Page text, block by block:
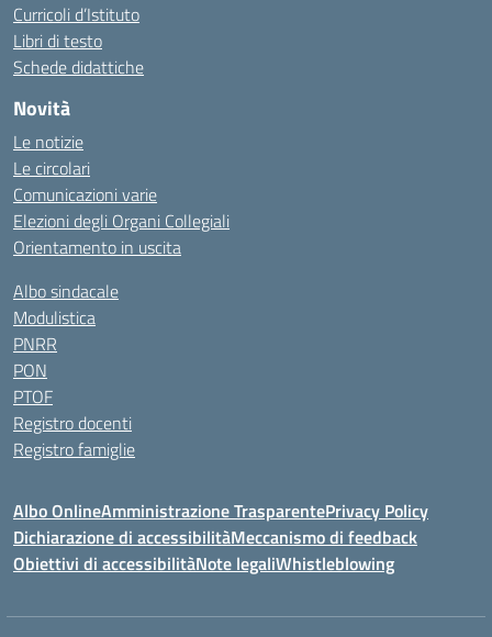
Curricoli d’Istituto
Libri di testo
Schede didattiche
Novità
Le notizie
Le circolari
Comunicazioni varie
Elezioni degli Organi Collegiali
Orientamento in uscita
Albo sindacale
Modulistica
PNRR
PON
PTOF
Registro docenti
Registro famiglie
Albo OnlineAmministrazione TrasparentePrivacy Policy
Dichiarazione di accessibilitàMeccanismo di feedback
Obiettivi di accessibilitàNote legaliWhistleblowing